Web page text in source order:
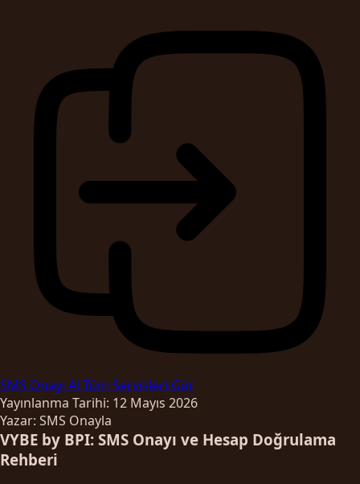
SMS Onayı Al Tüm Servisleri Gör
Yayınlanma Tarihi: 12 Mayıs 2026
Yazar: SMS Onayla
VYBE by BPI: SMS Onayı ve Hesap Doğrulama
Rehberi